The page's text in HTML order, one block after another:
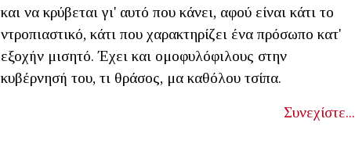
και να κρύβεται γι' αυτό που κάνει, αφού είναι κάτι το
ντροπιαστικό, κάτι που χαρακτηρίζει ένα πρόσωπο κατ'
εξοχήν μισητό. Έχει και ομοφυλόφιλους στην
κυβέρνησή του, τι θράσος, μα καθόλου τσίπα.
Συνεχίστε...